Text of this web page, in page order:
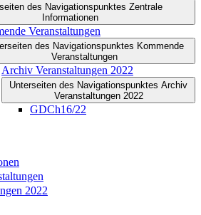
des Navigationspunktes Zentrale
Informationen
Veranstaltungen
des Navigationspunktes Kommende
Veranstaltungen
Archiv Veranstaltungen 2022
Unterseiten des Navigationspunktes Archiv
Veranstaltungen 2022
GDCh16/22
2022